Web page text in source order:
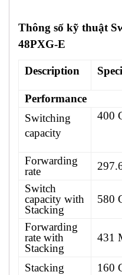
Thông số kỹ thuật
48PXG-E
Description
Performance
Switching
capacity
400
Forwarding
rate
Switch
capacity with
Stacking
580
Forwarding
rate with
Stacking
431
Stacking
160